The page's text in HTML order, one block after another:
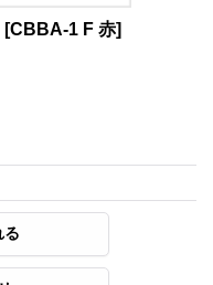
[CBBA-1 F 赤]